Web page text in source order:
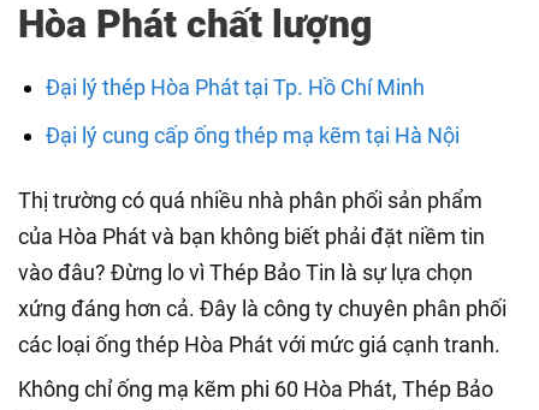
Hòa Phát chất lượng
Đại lý thép Hòa Phát tại Tp. Hồ Chí Minh
Đại lý cung cấp ống thép mạ kẽm tại Hà Nội
Thị trường có quá nhiều nhà phân phối sản phẩm
của Hòa Phát và bạn không biết phải đặt niềm tin
vào đâu? Đừng lo vì Thép Bảo Tin là sự lựa chọn
xứng đáng hơn cả. Đây là công ty chuyên phân phối
các loại ống thép Hòa Phát với mức giá cạnh tranh.
Không chỉ ống mạ kẽm phi 60 Hòa Phát, Thép Bảo